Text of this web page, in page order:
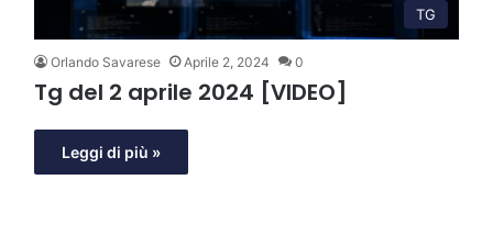
TG
Orlando Savarese Aprile 2, 2024 0
Tg del 2 aprile 2024 [VIDEO]
Leggi di più »